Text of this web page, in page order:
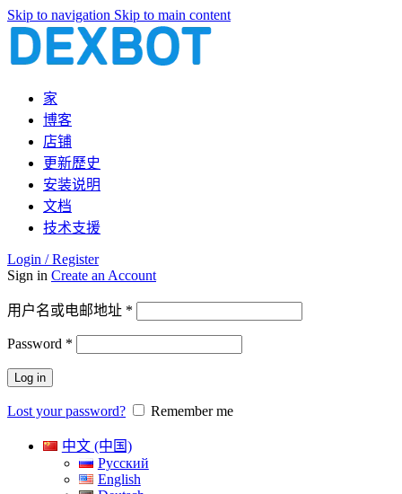
Skip to navigation Skip to main content
家
博客
店铺
更新歷史
安装说明
文档
技术支援
Login / Register
Sign in Create an Account
用户名或电邮地址 *
Password *
Log in
Lost your password? Remember me
中文 (中国)
Русский
English